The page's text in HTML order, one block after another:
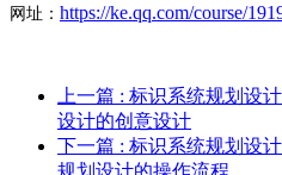
网址： https://ke.qq.com/course/
上一篇 : 标识系统规划设
设计的创意设计
下一篇 : 标识系统规划设
规划设计的操作流程